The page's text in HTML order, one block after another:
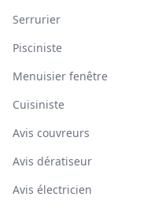
Serrurier
Pisciniste
Menuisier fenêtre
Cuisiniste
Avis couvreurs
Avis dératiseur
Avis électricien